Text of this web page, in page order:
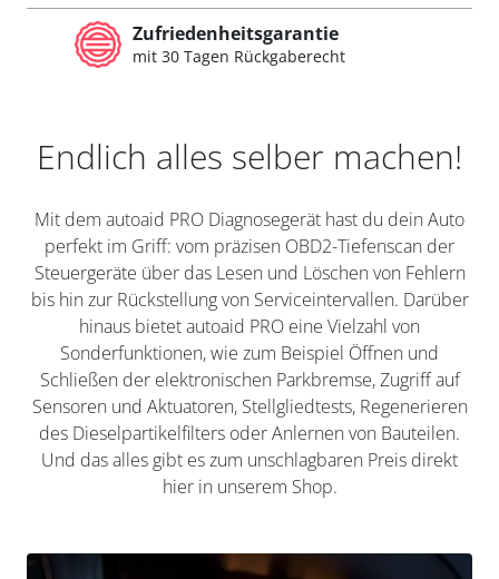
Zufriedenheitsgarantie
mit 30 Tagen Rückgaberecht
Endlich alles selber machen!
Mit dem autoaid PRO Diagnosegerät hast du dein Auto
perfekt im Griff: vom präzisen OBD2-Tiefenscan der
Steuergeräte über das Lesen und Löschen von Fehlern
bis hin zur Rückstellung von Serviceintervallen. Darüber
hinaus bietet autoaid PRO eine Vielzahl von
Sonderfunktionen, wie zum Beispiel Öffnen und
Schließen der elektronischen Parkbremse, Zugriff auf
Sensoren und Aktuatoren, Stellgliedtests, Regenerieren
des Dieselpartikelfilters oder Anlernen von Bauteilen.
Und das alles gibt es zum unschlagbaren Preis direkt
hier in unserem Shop.